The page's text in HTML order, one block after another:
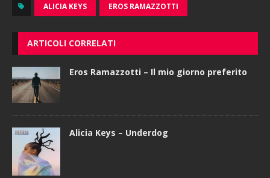
ALICIA KEYS EROS RAMAZZOTTI
ARTICOLI CORRELATI
Eros Ramazzotti – Il mio giorno preferito
Alicia Keys – Underdog